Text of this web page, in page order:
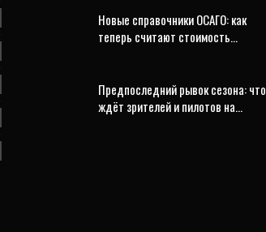
Новые справочники ОСАГО: как
теперь считают стоимость…
Предпоследний рывок сезона: что
ждёт зрителей и пилотов на…